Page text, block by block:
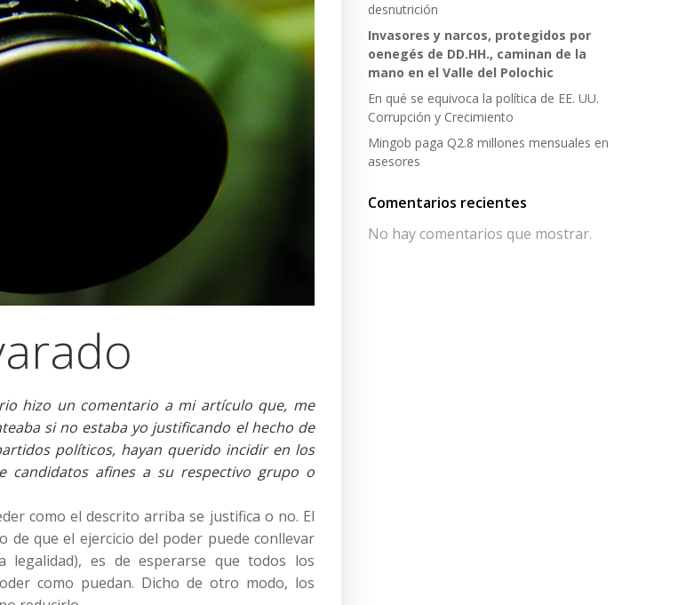
hizo un comentario a mi artículo que, me
si no estaba yo justificando el hecho de
políticos, hayan querido incidir en los
candidatos afines a su respectivo grupo o
como el descrito arriba se justifica o no. El
de que el ejercicio del poder puede conllevar
es de esperarse que todos los
como puedan. Dicho de otro modo, los
desnutrición
Invasores y narcos, protegidos por
oenegés de DD.HH., caminan de la
mano en el Valle del Polochic
En qué se equivoca la política de EE. UU.
Corrupción y Crecimiento
Mingob paga Q2.8 millones mensuales en
asesores
Comentarios recientes
No hay comentarios que mostrar.